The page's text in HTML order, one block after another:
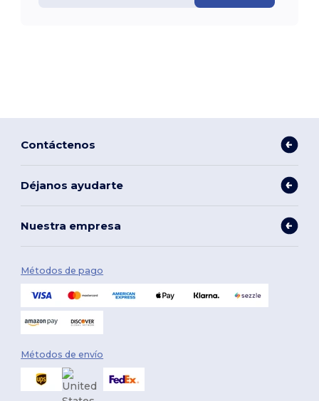
Contáctenos
Déjanos ayudarte
Nuestra empresa
Métodos de pago
Métodos de envío